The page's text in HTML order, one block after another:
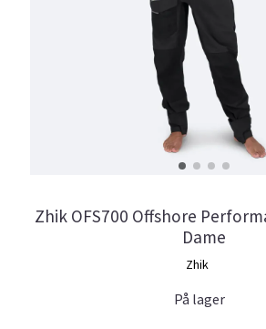
Zhik OFS700 Offshore
Dame
Zhik
På lager